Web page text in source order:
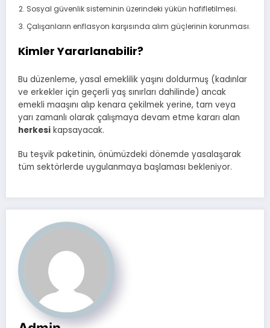
Sosyal güvenlik sisteminin üzerindeki yükün hafifletilmesi.
Çalışanların enflasyon karşısında alım güçlerinin korunması.
Kimler Yararlanabilir?
Bu düzenleme, yasal emeklilik yaşını doldurmuş (kadınlar
ve erkekler için geçerli yaş sınırları dahilinde) ancak
emekli maaşını alıp kenara çekilmek yerine, tam veya
yarı zamanlı olarak çalışmaya devam etme kararı alan
herkesi kapsayacak.
Bu teşvik paketinin, önümüzdeki dönemde yasalaşarak
tüm sektörlerde uygulanmaya başlaması bekleniyor.